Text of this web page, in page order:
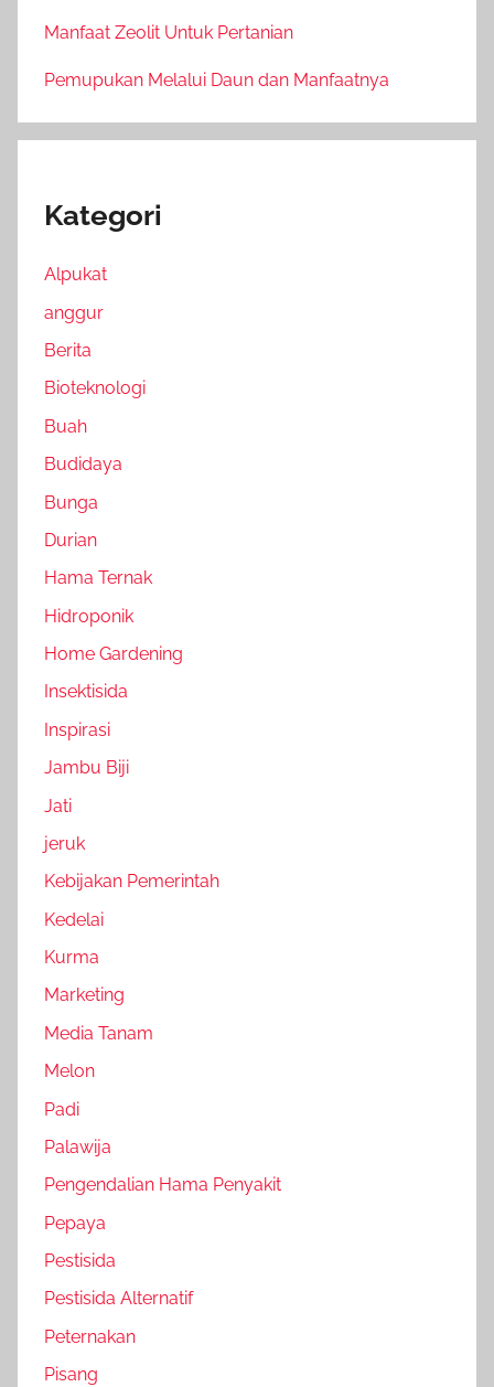
Manfaat Zeolit Untuk Pertanian
Pemupukan Melalui Daun dan Manfaatnya
Kategori
Alpukat
anggur
Berita
Bioteknologi
Buah
Budidaya
Bunga
Durian
Hama Ternak
Hidroponik
Home Gardening
Insektisida
Inspirasi
Jambu Biji
Jati
jeruk
Kebijakan Pemerintah
Kedelai
Kurma
Marketing
Media Tanam
Melon
Padi
Palawija
Pengendalian Hama Penyakit
Pepaya
Pestisida
Pestisida Alternatif
Peternakan
Pisang